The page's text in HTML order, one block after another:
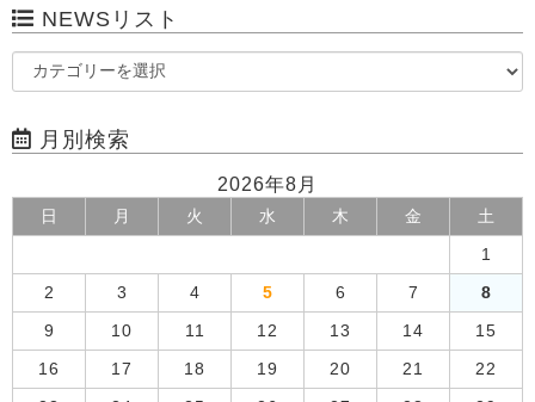
NEWSリスト
月別検索
2026年8月
日 月 火 水 木 金 土
1
2 3 4 5 6 7 8
9 10 11 12 13 14 15
16 17 18 19 20 21 22